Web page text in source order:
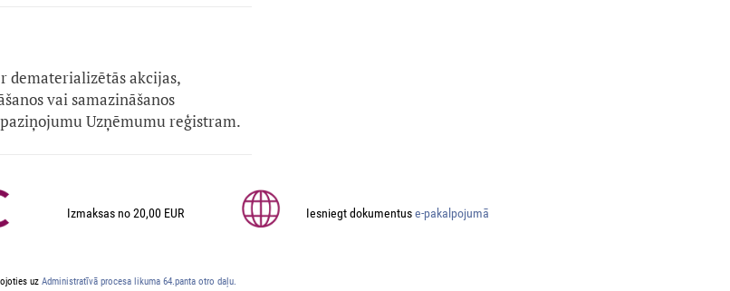
dematerializētās akcijas,
vai samazināšanos
Uzņēmumu reģistram.
Izmaksas no 20,00 EUR Iesniegt dokumentuse-pakalpojumā
uz Administratīvā procesa likuma 64.panta otro daļu.